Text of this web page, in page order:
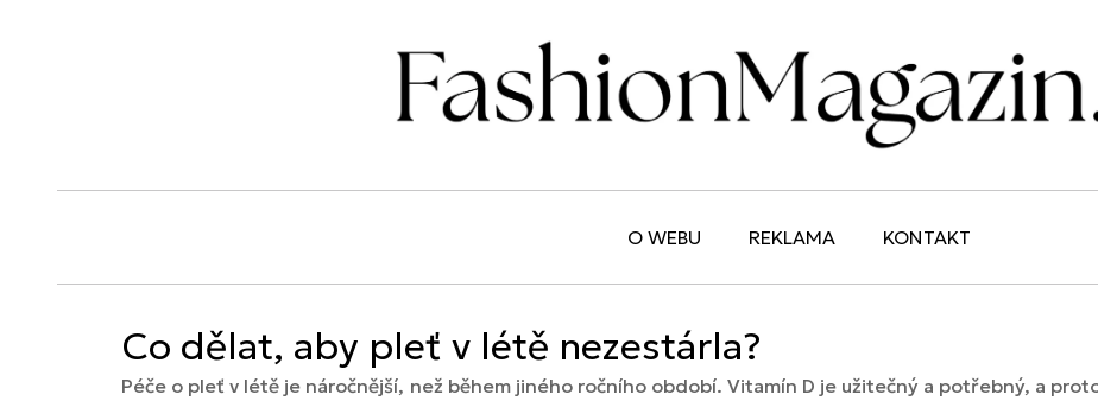
O WEBU REKLAMA KONTAKT
Co dělat, aby pleť v létě nezestárla?
Péče o pleť v létě je náročnější, než během jiného ročního období. Vitamín D je užitečný a potřebný, a